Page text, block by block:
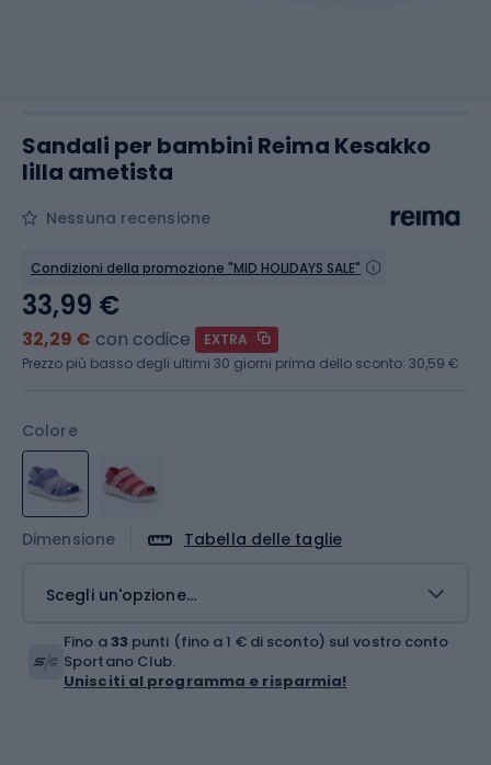
Sandali per bambini Reima Kesakko
lilla ametista
Nessuna recensione
Condizioni della promozione "MID HOLIDAYS SALE"
Colore
Dimensione Tabella delle taglie
Scegli un'opzione...
33,99 €
32,29 € con codice
EXTRA
Prezzo più basso degli ultimi 30 giorni prima dello sconto: 30,59 €
Fino a33 punti (fino a 1 € di sconto) sul vostro conto
Sportano Club.
Unisciti al programma e risparmia!